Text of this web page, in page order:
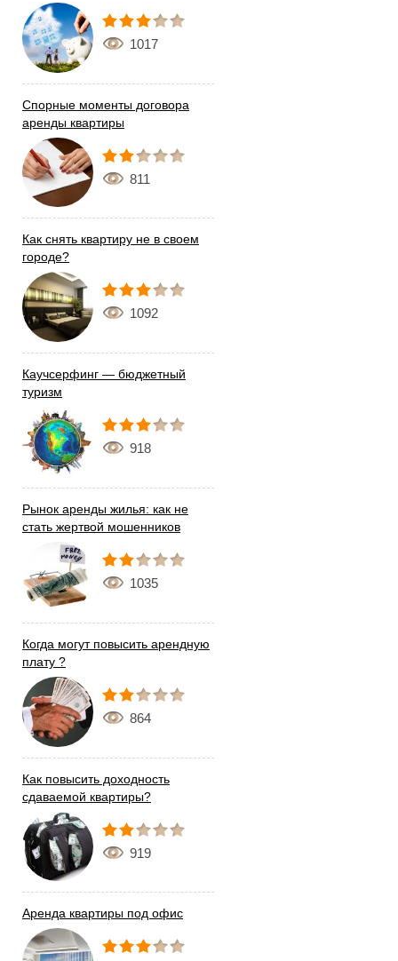
1017
Спорные моменты договора
аренды квартиры
811
Как снять квартиру не в своем
городе?
1092
Каучсерфинг — бюджетный
туризм
918
Рынок аренды жилья: как не
стать жертвой мошенников
1035
Когда могут повысить арендную
плату ?
864
Как повысить доходность
сдаваемой квартиры?
919
Аренда квартиры под офис